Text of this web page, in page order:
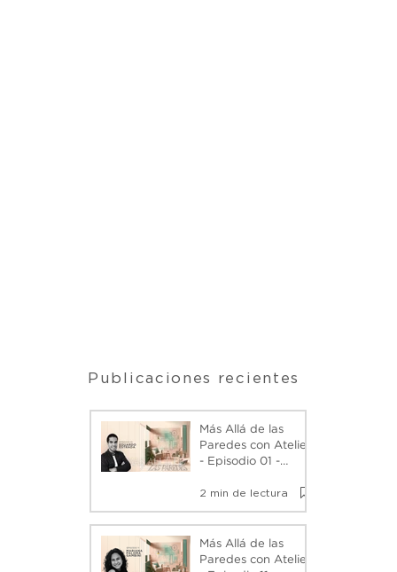
Publicaciones recientes
Más Allá de las
Paredes con Atelier
- Episodio 01 -
Podcast
2 min de lectura
Más Allá de las
Paredes con Atelier